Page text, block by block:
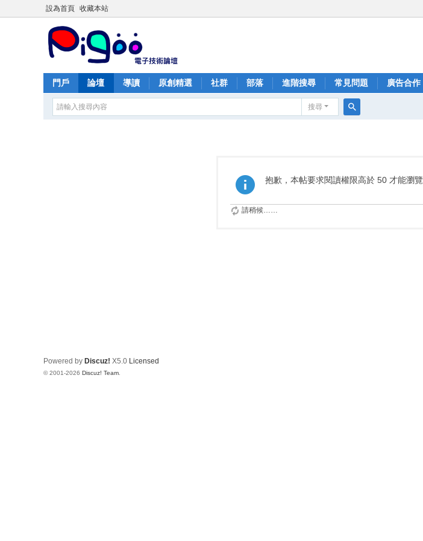
設為首頁 收藏本站
門戶 論壇 導讀 原創精選 社群 部落 進階搜尋 常見問題 廣告合作
搜尋
抱歉，本帖要求閱讀權限高於 50 才能瀏覽
請稍候……
Powered by Discuz! X5.0 Licensed
© 2001-2026 Discuz! Team